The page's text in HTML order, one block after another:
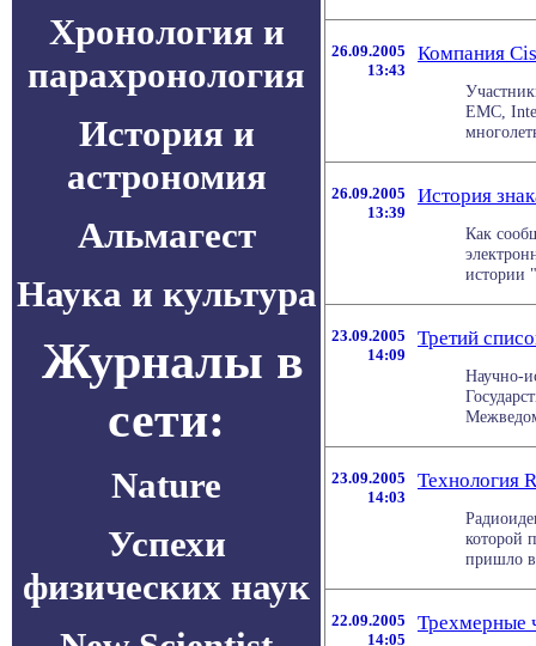
Хронология и
парахронология
История и
астрономия
Альмагест
Наука и культура
Журналы в
сети:
Nature
Успехи
физических наук
26.09.2005
13:43
Компания
EMC,
26.09.2005
13:39
История
Как
истории
23.09.2005
14:09
Третий
Научно-
23.09.2005
14:03
Технология
которой
пришло
22.09.2005
14:05
Трехмерные